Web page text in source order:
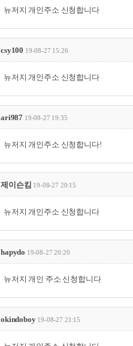
뉴저지 개인주소 신청합니다
csy100 19-08-27 15:26
뉴저지 개인주소 신청합니다
ari987 19-08-27 19:35
뉴저지 개인주소 신청합니다!
제이슨킴 19-08-27 20:15
뉴저지 개인주소 신청합니다
hapydo 19-08-27 20:20
뉴저지 개인 주소 신청합니다
okindoboy 19-08-27 21:15